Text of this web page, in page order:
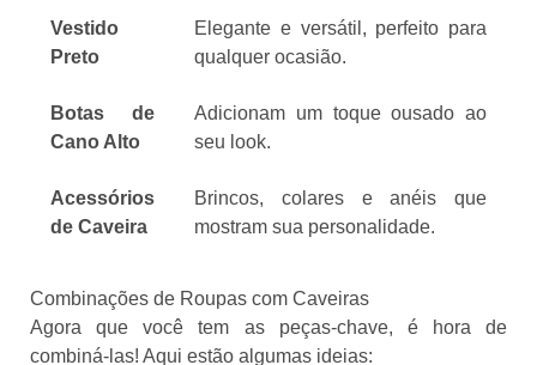
Vestido
Preto
Elegante e versátil, perfeito para
qualquer ocasião.
Botas de
Cano Alto
Adicionam um toque ousado ao
seu look.
Acessórios
de Caveira
Brincos, colares e anéis que
mostram sua personalidade.
Combinações de Roupas com Caveiras
Agora que você tem as peças-chave, é hora de
combiná-las! Aqui estão algumas ideias: